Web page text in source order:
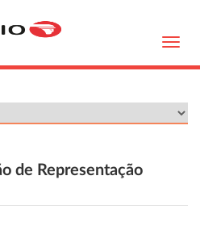
de Representação